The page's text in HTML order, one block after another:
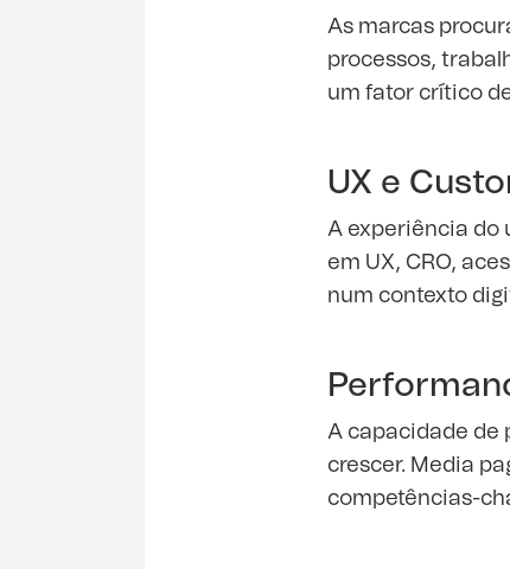
As marcas
processos,
um fator crítico
UX e
A experiência do
em UX, CRO,
num contexto
A capacidade de
crescer. Media
competências-